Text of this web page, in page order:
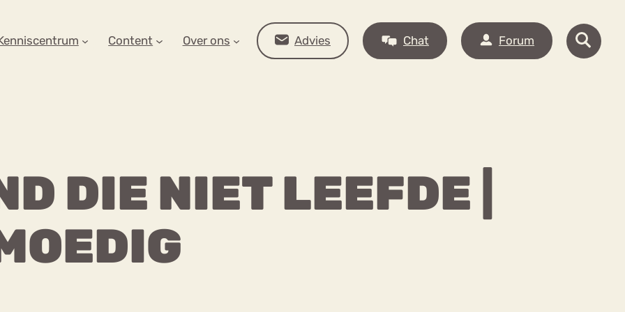
Content Over ons Advies Chat Forum
DIE NIET LEEFDE |
OP ZOEK?